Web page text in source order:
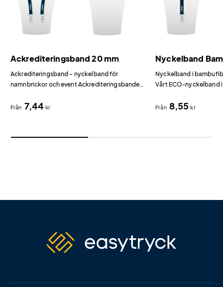
Ackrediteringsband 20 mm
Ackrediteringsband – nyckelband för
namnbrickor och event Ackrediteringsbandet
namnbrickan hänger plant och proffsigt.
Från 7,44kr
Nyckelband
Nyckelband i
Vårt ECO-nyckelband
Från 8,55kr